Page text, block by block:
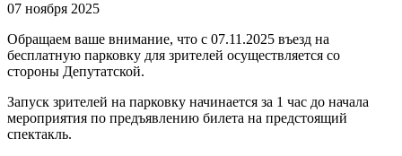
07 ноября 2025
Обращаем ваше внимание, что с 07.11.2025 въезд на
бесплатную парковку для зрителей осуществляется со
стороны Депутатской.
Запуск зрителей на парковку начинается за 1 час до начала
мероприятия по предъявлению билета на предстоящий
спектакль.